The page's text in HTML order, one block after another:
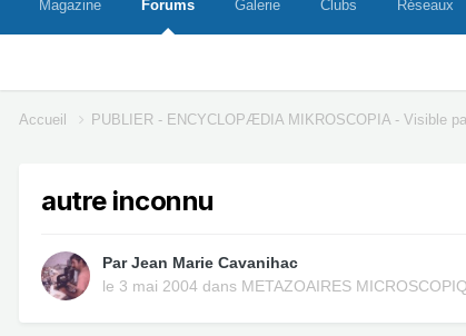
Magazine Forums Galerie Clubs Réseaux
Accueil PUBLIER - ENCYCLOPÆDIA MIKROSCOPIA - Visible
autre inconnu
ParJean Marie Cavanihac
le 3 mai 2004 dans METAZOAIRES